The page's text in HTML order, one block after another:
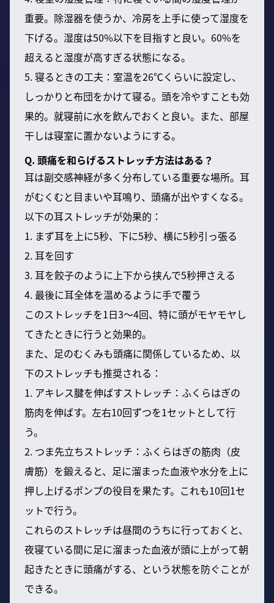
重要。除湿器を使うか、冷房を上手に使って湿度を
下げる。湿度は50%以下を目指すと良い。60%を
超えると湿度が高すぎる状態になる。
5. 寝るときの工夫：室温を26℃くらいに設定し、
しっかりと布団をかけて寝る。頭を冷やすことも効
果的。就寝前に水を飲んでおくと良い。また、部屋
干しは寝室に置かないようにする。
Q. 頭痛を和らげるストレッチ方法はある？
耳は副交感神経が多く分布している重要な場所。耳
がむくむと目まいや耳鳴り、頭痛が出やすくなる。
以下の耳ストレッチが効果的：
1. まず耳を上に5秒、下に5秒、横に5秒引っ張る
2. 耳を回す
3. 耳を餃子のように上下から挟んで5秒押さえる
4. 最後に耳全体を温めるように手で覆う
このストレッチを1日3〜4回、特に頭がモヤモヤし
てきたときに行うと効果的。
また、足のむくみも頭痛に関係しているため、以
下のストレッチも推奨される：
1. アキレス腱を伸ばすストレッチ：ふくらはぎの
筋肉を伸ばす。左右10回ずつを1セットとして行
う。
2. つま先立ちストレッチ：ふくらはぎの筋肉（皮
膚筋）を鍛えると、足に溜まった血液や水分を上に
押し上げるポンプの役目を果たす。これも10回1セ
ットで行う。
これらのストレッチは昼間のうちに行っておくと、
夜寝ている間に足に溜まった血液が頭に上がって朝
起きたときに頭痛がする、という状態を防ぐことが
できる。